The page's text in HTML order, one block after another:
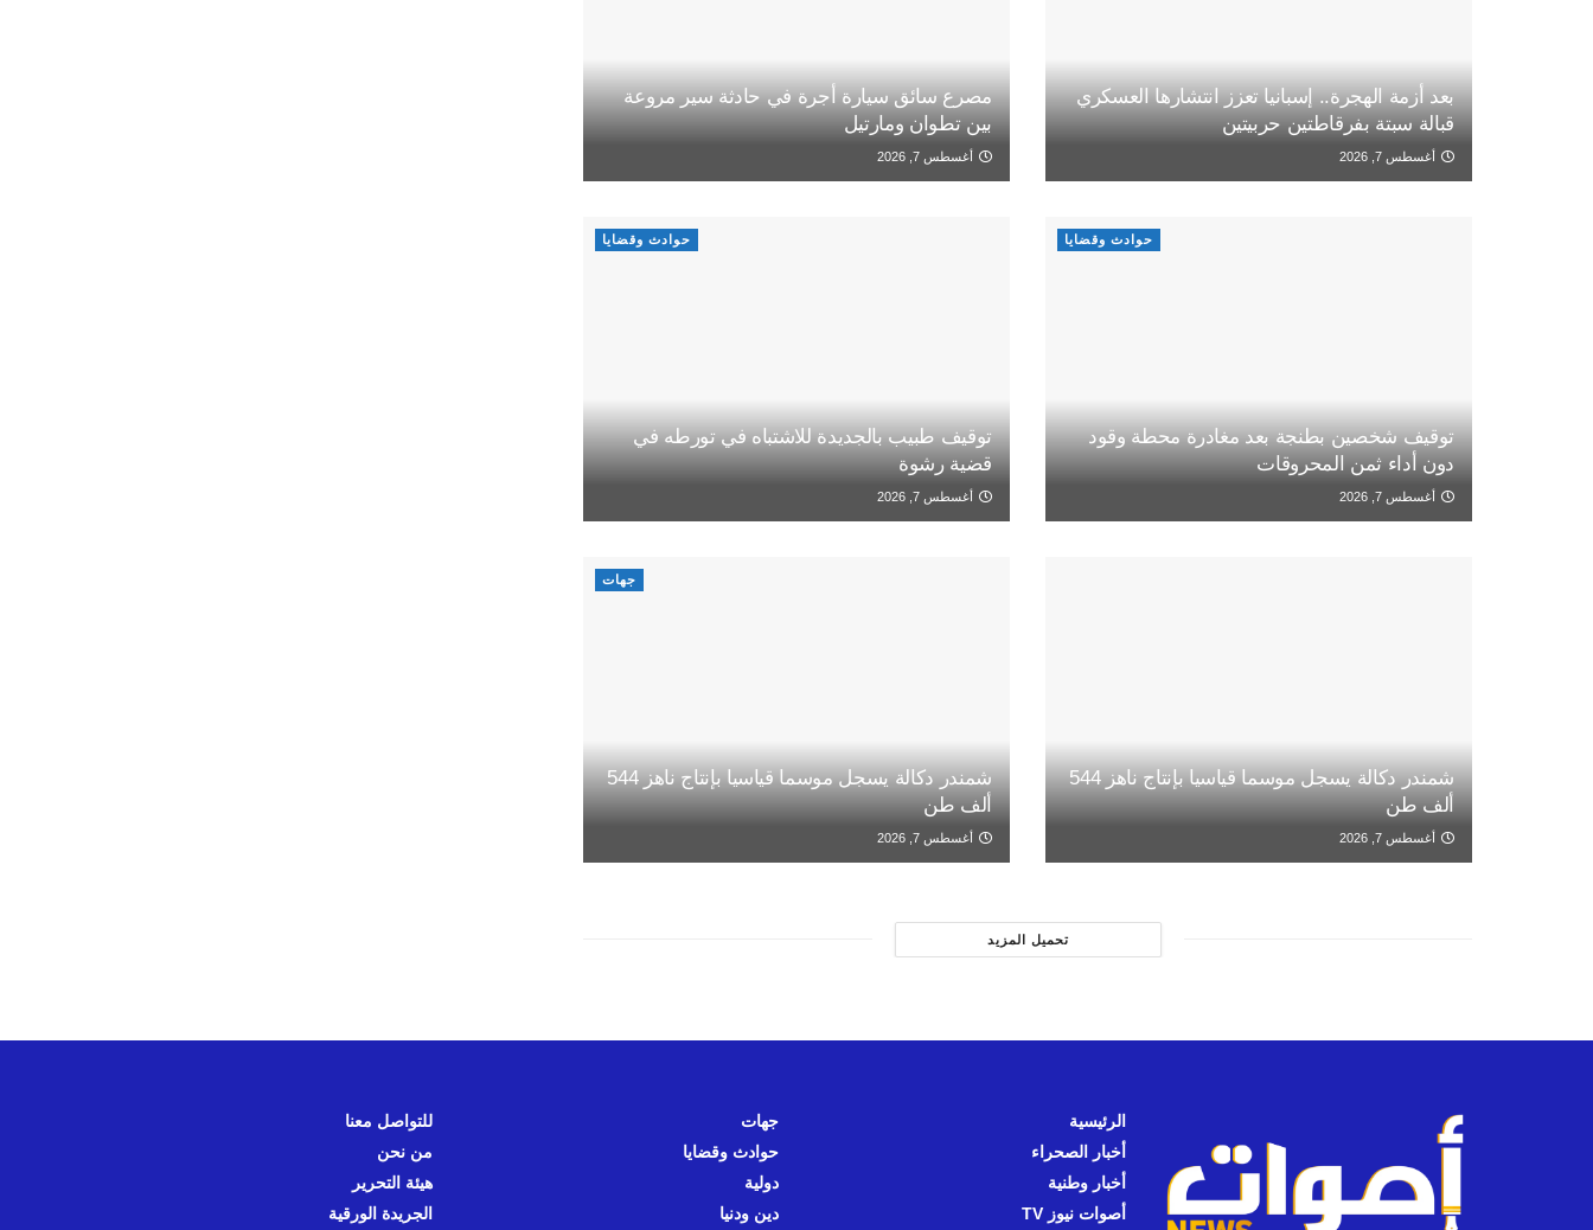
بعد أزمة الهجرة.. إسبانيا تعزز انتشارها العسكري
قبالة سبتة بفرقاطتين حربيتين
أغسطس 7, 2026
مصرع سائق سيارة أجرة في حادثة سير مروعة
بين تطوان ومارتيل
أغسطس 7, 2026
حوادث وقضايا
توقيف شخصين بطنجة بعد مغادرة محطة وقود
دون أداء ثمن المحروقات
أغسطس 7, 2026
حوادث وقضايا
توقيف طبيب بالجديدة للاشتباه في تورطه في
قضية رشوة
أغسطس 7, 2026
شمندر دكالة يسجل موسما قياسيا بإنتاج ناهز 544
ألف طن
أغسطس 7, 2026
جهات
شمندر دكالة يسجل موسما قياسيا بإنتاج ناهز 544
ألف طن
أغسطس 7, 2026
تحميل المزيد
الرئيسية
أخبار الصحراء
أخبار وطنية
أصوات نيوز TV
جهات
حوادث وقضايا
دولية
دين ودنيا
للتواصل معنا
من نحن
هيئة التحرير
الجريدة الورقية